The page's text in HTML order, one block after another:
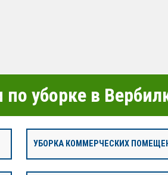
уборке в
УБОРКА КОММЕРЧЕСКИХ